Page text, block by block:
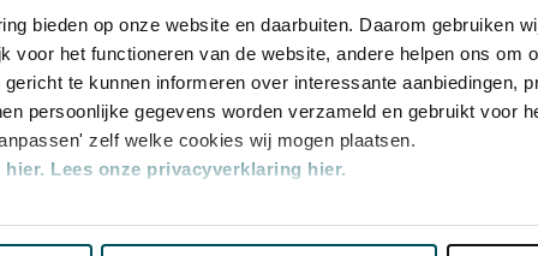
bieden op onze website en daarbuiten. Daarom gebruiken
voor het functioneren van de website, andere helpen ons om
te kunnen informeren over interessante aanbiedingen,
persoonlijke gegevens worden verzameld en gebruikt voor
zelf welke cookies wij mogen plaatsen.
hier. Lees onze privacyverklaring hier.
website kunt u uw toestemming op elk moment wijzigen of
repetities van het Koninklijk
van conservatoriumensembles, tot
talent. De programmering is zeer
wils: klassieke en romantische muziek